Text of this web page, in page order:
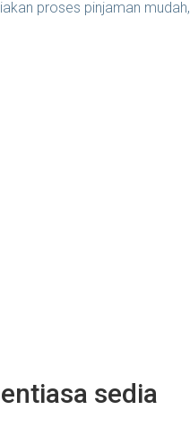
proses pinjaman mudah,
sedia